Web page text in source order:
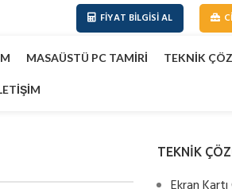
FIYAT BILGISI AL
MASAÜSTÜ PC TAMIRI TEKNIK
TEKNİK